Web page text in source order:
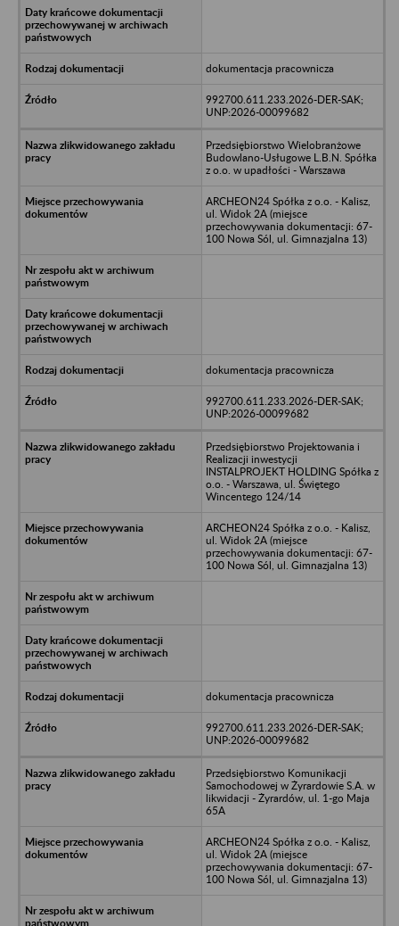
dokumentacja pracownicza
992700.611.233.2026-DER-SAK;
UNP:2026-00099682
Przedsiębiorstwo Wielobranżowe
Budowlano-Usługowe L.B.N. Spółka
z o.o. w upadłości - Warszawa
ARCHEON24 Spółka z o.o. - Kalisz,
ul. Widok 2A (miejsce
przechowywania dokumentacji: 67-
100 Nowa Sól, ul. Gimnazjalna 13)
dokumentacja pracownicza
992700.611.233.2026-DER-SAK;
UNP:2026-00099682
Przedsiębiorstwo Projektowania i
Realizacji inwestycji
INSTALPROJEKT HOLDING Spółka z
o.o. - Warszawa, ul. Świętego
Wincentego 124/14
ARCHEON24 Spółka z o.o. - Kalisz,
ul. Widok 2A (miejsce
przechowywania dokumentacji: 67-
100 Nowa Sól, ul. Gimnazjalna 13)
dokumentacja pracownicza
992700.611.233.2026-DER-SAK;
UNP:2026-00099682
Przedsiębiorstwo Komunikacji
Samochodowej w Żyrardowie S.A. w
likwidacji - Żyrardów, ul. 1-go Maja
65A
ARCHEON24 Spółka z o.o. - Kalisz,
ul. Widok 2A (miejsce
przechowywania dokumentacji: 67-
100 Nowa Sól, ul. Gimnazjalna 13)